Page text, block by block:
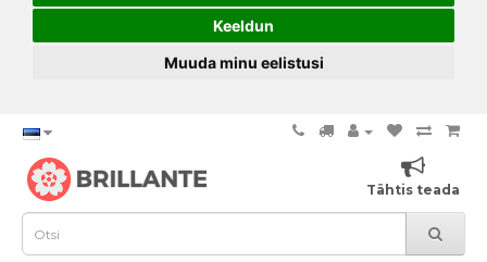
Keeldun
Muuda minu eelistusi
Tähtis teada